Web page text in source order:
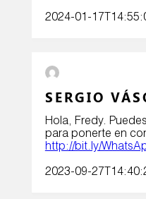
2024-01-
SERGIO
Hola, Fredy.
para ponerte en
http://bit.ly/
2023-09-